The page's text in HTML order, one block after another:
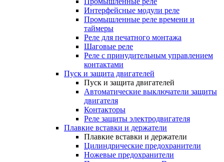
Интерфейсные модули реле
Промышленные реле времени и
таймеры
Реле для печатного монтажа
Шаговые реле
Реле с принудительным управлением
контактами
Пуск и защита двигателей
Пуск и защита двигателей
Автоматические выключатели защиты
двигателя
Контакторы
Реле защиты электродвигателя
Плавкие вставки и держатели
Плавкие вставки и держатели
Цилиндрические предохранители
Ножевые предохранители